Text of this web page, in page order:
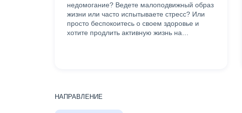
недомогание? Ведете малоподвижный образ
жизни или часто испытываете стресс? Или
просто беспокоитесь о своем здоровье и
хотите продлить активную жизнь на…
НАПРАВЛЕНИЕ